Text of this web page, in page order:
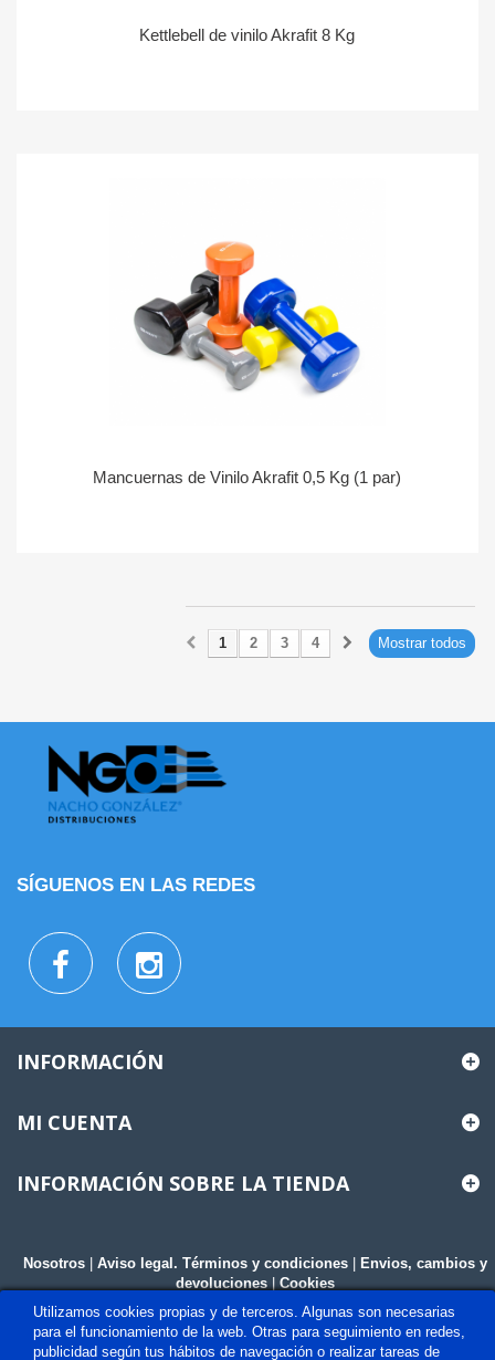
Utilizamos cookies propias y de terceros. Algunas son necesarias
para el funcionamiento de la web. Otras para seguimiento en redes,
publicidad según tus hábitos de navegación o realizar tareas de
Kettlebell de vinilo Akrafit 8 Kg
Mancuernas de Vinilo Akrafit 0,5 Kg (1 par)
Mostrar todos
1 2 3 4
SÍGUENOS EN LAS REDES
INFORMACIÓN
MI CUENTA
INFORMACIÓN SOBRE LA TIENDA
Nosotros Aviso legal. Términos y condiciones
Envios, cambios y
devoluciones |Cookies